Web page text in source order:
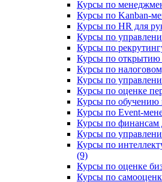
Курсы по
Курсы по Kanban-
Курсы по HR для
Курсы по
Курсы по
Курсы по открытию
Курсы по
Курсы по
Курсы по оценке
Курсы по обучению
Курсы по Event-
Курсы по финансам
Курсы по
Курсы по
(9)
Курсы по оценке
Курсы по